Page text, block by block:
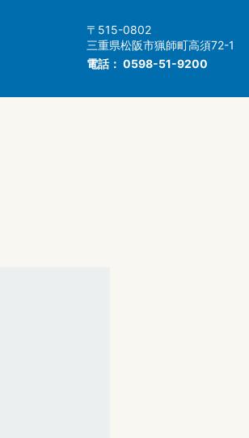
〒515-0802
三重県松阪市猟師町高須72-1
電話： 0598-51-9200